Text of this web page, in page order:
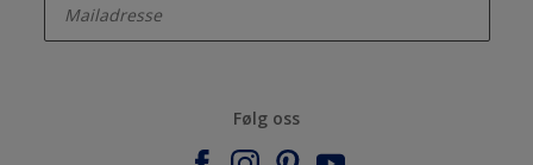
Følg oss